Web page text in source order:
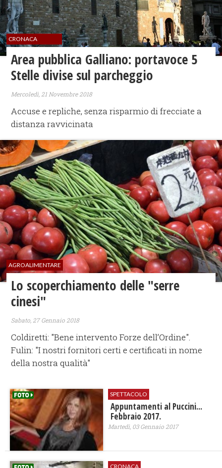
CRONACA
Area pubblica Galliano: portavoce 5
Stelle divise sul parcheggio
Mercoledì, 21 Novembre 2018
Accuse e repliche, senza risparmio di frecciate a
distanza ravvicinata
AGROALIMENTARE
Lo scoperchiamento delle "serre
cinesi"
Sabato, 27 Gennaio 2018
Coldiretti: "Bene intervento Forze dell’Ordine".
Fulin: "I nostri fornitori certi e certificati in nome
della nostra qualità"
SPETTACOLO
Appuntamenti al Puccini...
Febbraio 2017.
Martedì, 03 Gennaio 2017
CRONACA